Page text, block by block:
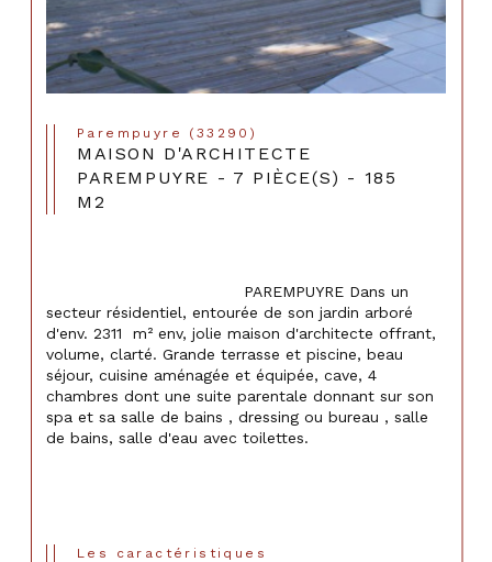
Parempuyre (33290)
MAISON D'ARCHITECTE
PAREMPUYRE - 7 PIÈCE(S) - 185
M2
secteur résidentiel, entourée de son jardin arboré
d'env. 2311  m² env, jolie maison d'architecte offrant,
volume, clarté. Grande terrasse et piscine, beau
séjour, cuisine aménagée et équipée, cave, 4
chambres dont une suite parentale donnant sur son
spa et sa salle de bains , dressing ou bureau , salle
de bains, salle d'eau avec toilettes.
Les caractéristiques